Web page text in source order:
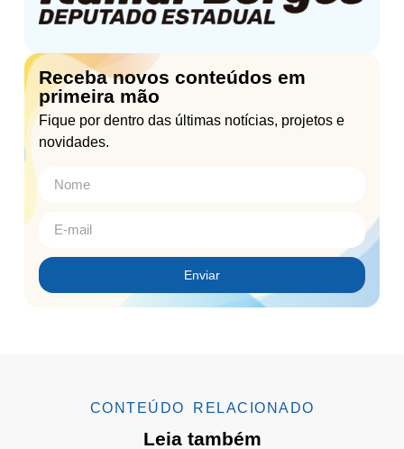
Receba novos conteúdos em
primeira mão
Fique por dentro das últimas notícias, projetos e
novidades.
Enviar
CONTEÚDO RELACIONADO
Leia também